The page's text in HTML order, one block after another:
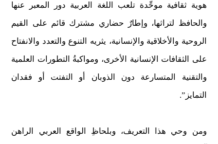
هوية ثقافية موحِّدة تلعب اللغة العربية دور المعبر عنها
والحافظ لتراثها، وإطارٌ حضاري مشترك قائم على القيم
الروحية والأخلاقية والإنسانية، يثريه التنوع والتعدد والانفتاح
على الثقافات الإنسانية الأخرى، ومواكبةُ التطورات العلمية
والتقنية المتسارعة دون الذوبان أو التفتت أو فقدان
التمايز”.
ومن وحي هذا التعريف، وبلحاظِ الواقع العربي الراهن